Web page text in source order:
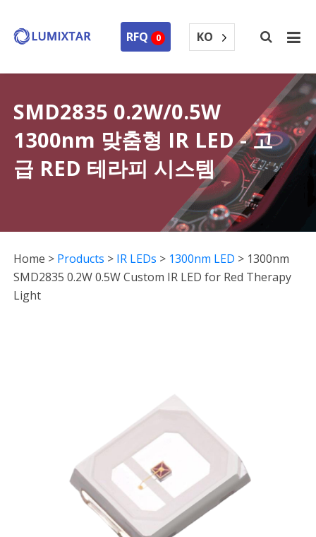
RFQ 0 KO
SMD2835 0.2W/0.5W
1300nm 맞춤형 IR LED - 고
급 RED 테라피 시스템
Home > Products > IR LEDs > 1300nm LED > 1300nm
SMD2835 0.2W 0.5W Custom IR LED for Red Therapy
Light